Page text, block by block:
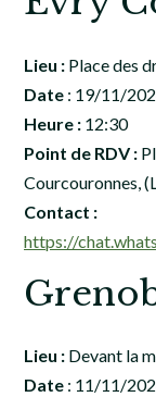
Lieu : Place des
Date : 19/11/
Heure : 12:30
Point de RDV :
Courcouronnes,
Contact :
https://
Lieu : Devant la
Date : 11/11/